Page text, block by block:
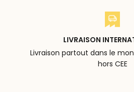
LIVRAISON
Livraison partout dans le
hors CEE